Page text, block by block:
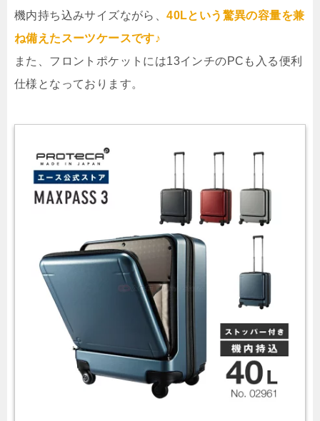
機内持ち込みサイズながら、40Lという驚異の容量を兼
ね備えたスーツケースです♪
また、フロントポケットには13インチのPCも入る便利
仕様となっております。